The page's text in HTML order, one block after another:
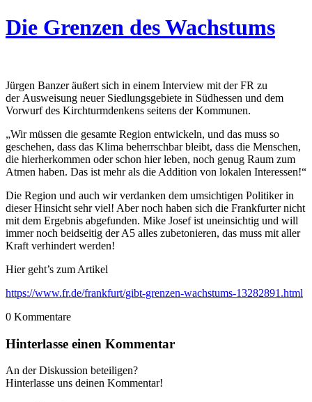
Die Grenzen des Wachstums
Jürgen Banzer äußert sich in einem Interview mit der FR zu
der Ausweisung neuer Siedlungsgebiete in Südhessen und dem
Vorwurf des Kirchturmdenkens seitens der Kommunen.
„Wir müssen die gesamte Region entwickeln, und das muss so
geschehen, dass das Klima beherrschbar bleibt, dass die Menschen,
die hierherkommen oder schon hier leben, noch genug Raum zum
Atmen haben. Das ist mehr als die Addition von lokalen Interessen!“
Die Region und auch wir verdanken dem umsichtigen Politiker in
dieser Hinsicht sehr viel! Aber noch haben sich die Frankfurter nicht
mit dem Ergebnis abgefunden. Mike Josef ist uneinsichtig und will
immer noch beidseitig der A5 alles zubetonieren, das muss mit aller
Kraft verhindert werden!
Hier geht’s zum Artikel
https://www.fr.de/frankfurt/gibt-grenzen-wachstums-13282891.html
0 Kommentare
Hinterlasse einen Kommentar
An der Diskussion beteiligen?
Hinterlasse uns deinen Kommentar!